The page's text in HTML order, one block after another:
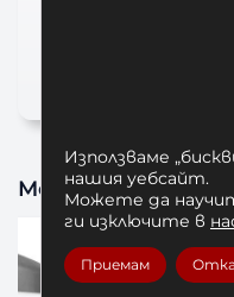
Може да
Използваме
нашия уебсайт.
Можете да
ги изключите в
Приемам